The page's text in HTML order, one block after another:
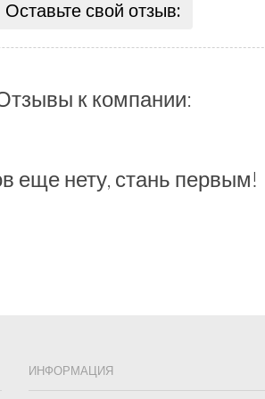
Оставьте свой отзыв:
к компании:
еще нету, стань первым!
ИНФОРМАЦИЯ